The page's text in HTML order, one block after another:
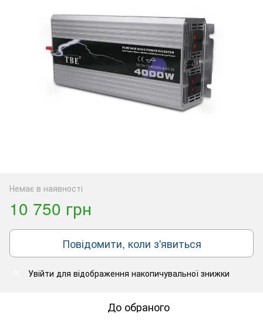
Немає в наявності
10 750 грн
Повідомити, коли з'явиться
Увійти для відображення накопичувальної знижки
До обраного